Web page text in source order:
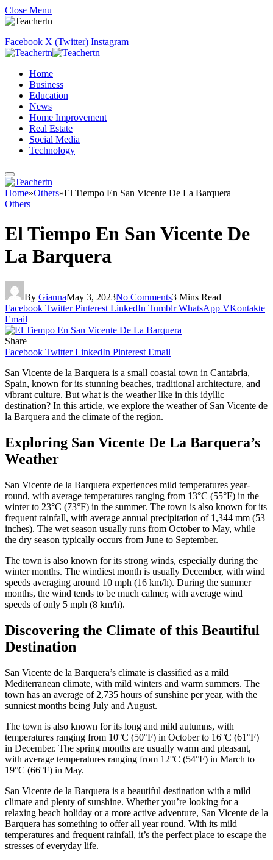
Close Menu
Facebook X (Twitter) Instagram
Home
Business
Education
News
Home Improvement
Real Estate
Social Media
Technology
Home»Others»El Tiempo En San Vicente De La Barquera
Others
El Tiempo En San Vicente De
La Barquera
By GiannaMay 3, 2023No Comments3 Mins Read
Facebook Twitter Pinterest LinkedIn Tumblr WhatsApp VKontakte
Email
Share
Facebook Twitter LinkedIn Pinterest Email
San Vicente de la Barquera is a small coastal town in Cantabria,
Spain, known for its stunning beaches, traditional architecture, and
vibrant culture. But what is the weather like in this idyllic
destination? In this article, we explore the weather of San Vicente de
la Barquera and the climate of the region.
Exploring San Vicente De La Barquera’s
Weather
San Vicente de la Barquera experiences mild temperatures year-
round, with average temperatures ranging from 13°C (55°F) in the
winter to 23°C (73°F) in the summer. The town is also known for its
frequent rainfall, with average annual precipitation of 1,344 mm (53
inches). The wet season usually runs from October to May, while
the dry season typically occurs from June to September.
The town is also known for its strong winds, especially during the
winter months. The windiest month is usually December, with wind
speeds averaging around 10 mph (16 km/h). During the summer
months, the wind tends to be much calmer, with average wind
speeds of only 5 mph (8 km/h).
Discovering the Climate of this Beautiful
Destination
San Vicente de la Barquera’s climate is classified as a mild
Mediterranean climate, with mild winters and warm summers. The
town has an average of 2,735 hours of sunshine per year, with the
sunniest months being July and August.
The town is also known for its long and mild autumns, with
temperatures ranging from 10°C (50°F) in October to 16°C (61°F)
in December. The spring months are usually warm and pleasant,
with average temperatures ranging from 12°C (54°F) in March to
19°C (66°F) in May.
San Vicente de la Barquera is a beautiful destination with a mild
climate and plenty of sunshine. Whether you’re looking for a
relaxing beach holiday or a more active adventure, San Vicente de la
Barquera has something to offer all year round. With its mild
temperatures and frequent rainfall, it’s the perfect place to escape the
stresses of everyday life.